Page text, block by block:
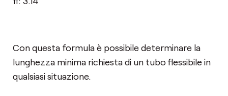
Con questa formula è possibile determinare la
lunghezza minima richiesta di un tubo flessibile in
qualsiasi situazione.